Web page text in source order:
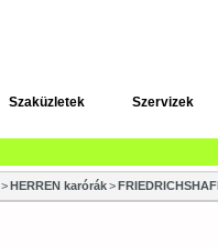
Szaküzletek Szervizek
>HERREN karórák>